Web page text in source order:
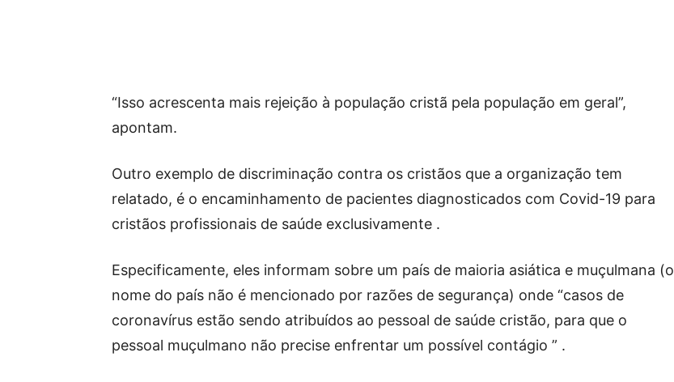
“Isso acrescenta mais rejeição à população cristã pela população em geral”,
apontam.
Outro exemplo de discriminação contra os cristãos que a organização tem
relatado, é o encaminhamento de pacientes diagnosticados com Covid-19 para
cristãos profissionais de saúde exclusivamente .
Especificamente, eles informam sobre um país de maioria asiática e muçulmana (o
nome do país não é mencionado por razões de segurança) onde “casos de
coronavírus estão sendo atribuídos ao pessoal de saúde cristão, para que o
pessoal muçulmano não precise enfrentar um possível contágio ” .